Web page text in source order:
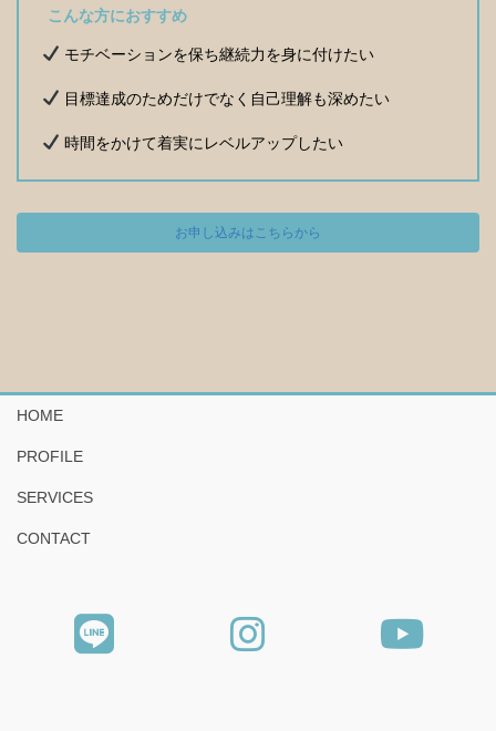
こんな方におすすめ
モチベーションを保ち継続力を身に付けたい
目標達成のためだけでなく自己理解も深めたい
時間をかけて着実にレベルアップしたい
お申し込みはこちらから
HOME
PROFILE
SERVICES
CONTACT